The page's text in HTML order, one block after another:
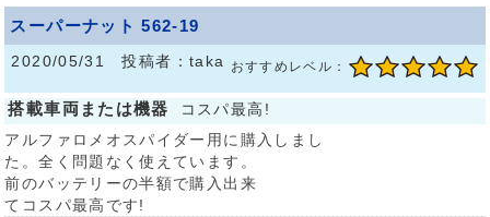
スーパーナット 562-19
2020/05/31 投稿者：taka おすすめレベル：
搭載車両または機器
コスパ最高!
アルファロメオスパイダー用に購入しまし
た。全く問題なく使えています。
前のバッテリーの半額で購入出来
てコスパ最高です!